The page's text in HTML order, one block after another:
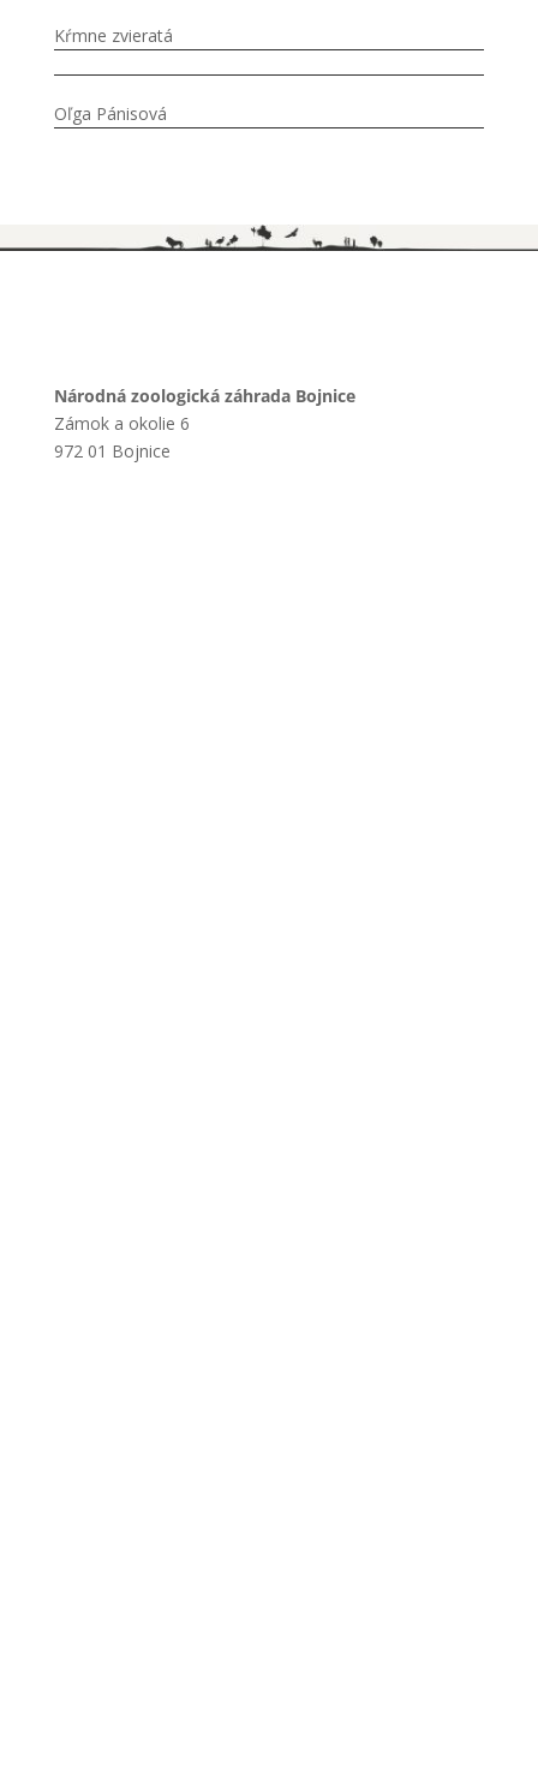
Kŕmne zvieratá
Oľga Pánisová
Národná zoologická záhrada Bojnice
Zámok a okolie 6
972 01 Bojnice